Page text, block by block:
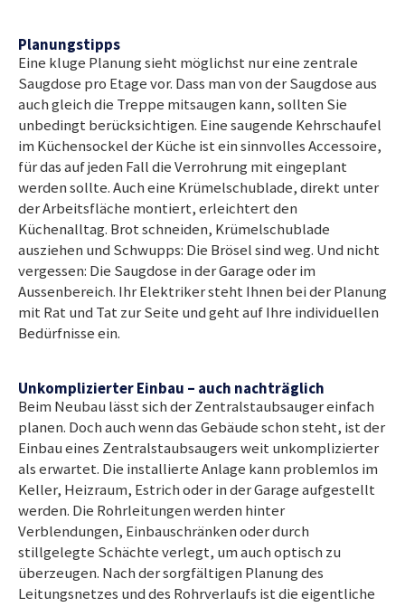
Planungstipps
Eine kluge Planung sieht möglichst nur eine zentrale
Saugdose pro Etage vor. Dass man von der Saugdose aus
auch gleich die Treppe mitsaugen kann, sollten Sie
unbedingt berücksichtigen. Eine saugende Kehrschaufel
im Küchensockel der Küche ist ein sinnvolles Accessoire,
für das auf jeden Fall die Verrohrung mit eingeplant
werden sollte. Auch eine Krümelschublade, direkt unter
der Arbeitsfläche montiert, erleichtert den
Küchenalltag. Brot schneiden, Krümelschublade
ausziehen und Schwupps: Die Brösel sind weg. Und nicht
vergessen: Die Saugdose in der Garage oder im
Aussenbereich. Ihr Elektriker steht Ihnen bei der Planung
mit Rat und Tat zur Seite und geht auf Ihre individuellen
Bedürfnisse ein.
Unkomplizierter Einbau – auch nachträglich
Beim Neubau lässt sich der Zentralstaubsauger einfach
planen. Doch auch wenn das Gebäude schon steht, ist der
Einbau eines Zentralstaubsaugers weit unkomplizierter
als erwartet. Die installierte Anlage kann problemlos im
Keller, Heizraum, Estrich oder in der Garage aufgestellt
werden. Die Rohrleitungen werden hinter
Verblendungen, Einbauschränken oder durch
stillgelegte Schächte verlegt, um auch optisch zu
überzeugen. Nach der sorgfältigen Planung des
Leitungsnetzes und des Rohrverlaufs ist die eigentliche